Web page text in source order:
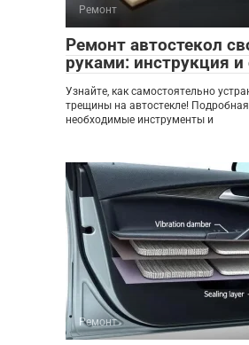
Ремонт
Ремонт автостекол
руками: инструкция
Узнайте, как самостоятельно
трещины на автостекле! Подробная
необходимые инструменты и
Ремонт